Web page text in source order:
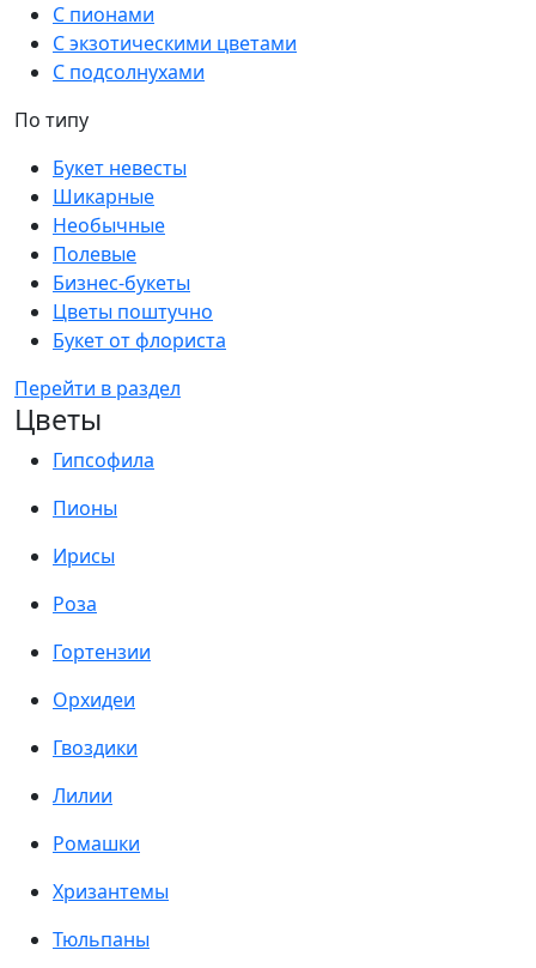
С пионами
С экзотическими цветами
С подсолнухами
По типу
Букет невесты
Шикарные
Необычные
Полевые
Бизнес-букеты
Цветы поштучно
Букет от флориста
Перейти в раздел
Цветы
Гипсофила
Пионы
Ирисы
Роза
Гортензии
Орхидеи
Гвоздики
Лилии
Ромашки
Хризантемы
Тюльпаны